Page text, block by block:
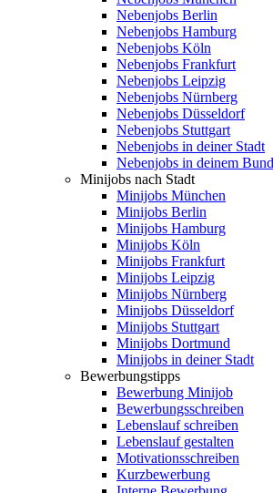
Nebenjobs Berlin
Nebenjobs Hamburg
Nebenjobs Köln
Nebenjobs Frankfurt
Nebenjobs Leipzig
Nebenjobs Nürnberg
Nebenjobs Düsseldorf
Nebenjobs Stuttgart
Nebenjobs in deiner Stadt
Nebenjobs in deinem
Minijobs nach Stadt
Minijobs München
Minijobs Berlin
Minijobs Hamburg
Minijobs Köln
Minijobs Frankfurt
Minijobs Leipzig
Minijobs Nürnberg
Minijobs Düsseldorf
Minijobs Stuttgart
Minijobs Dortmund
Minijobs in deiner Stadt
Bewerbungstipps
Bewerbung Minijob
Bewerbungsschreiben
Lebenslauf schreiben
Lebenslauf gestalten
Motivationsschreiben
Kurzbewerbung